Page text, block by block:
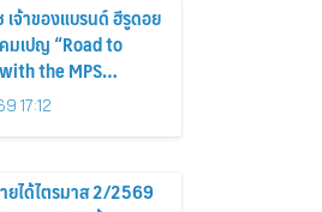
เจ้าของแบรนด์ ฮีรูดอย
มเปญ “Road to
the MPS
17:12
ายได้ไตรมาส 2/2569